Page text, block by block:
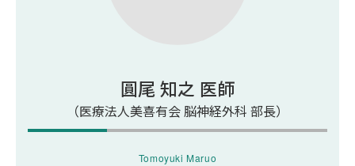
くも膜下出血の再発率に関するよくある質問
圓尾 知之 医師
（医療法人美喜有会 脳神経外科 部長）
Tomoyuki Maruo